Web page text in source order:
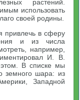
растений.
использовать
своей родины.
привлечь в сферу
и из числа
например,
И. В.
В списке мы
земного шара: из
Западной